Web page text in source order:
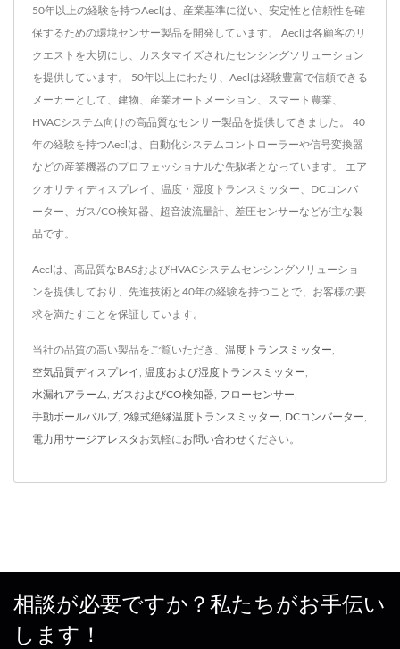
50年以上の経験を持つAeclは、産業基準に従い、安定性と信頼性を確
保するための環境センサー製品を開発しています。 Aeclは各顧客のリ
クエストを大切にし、カスタマイズされたセンシングソリューション
を提供しています。 50年以上にわたり、Aeclは経験豊富で信頼できる
メーカーとして、建物、産業オートメーション、スマート農業、
HVACシステム向けの高品質なセンサー製品を提供してきました。 40
年の経験を持つAeclは、自動化システムコントローラーや信号変換器
などの産業機器のプロフェッショナルな先駆者となっています。 エア
クオリティディスプレイ、温度・湿度トランスミッター、DCコンバ
ーター、ガス/CO検知器、超音波流量計、差圧センサーなどが主な製
品です。
Aeclは、高品質なBASおよびHVACシステムセンシングソリューショ
ンを提供しており、先進技術と40年の経験を持つことで、お客様の要
求を満たすことを保証しています。
当社の品質の高い製品をご覧いただき、 温度トランスミッター
空気品質ディスプレイ 温度および湿度トランスミッター
水漏れアラーム ガスおよびCO検知器 フローセンサー
手動ボールバルブ 2線式絶縁温度トランスミッター DCコンバーター
電力用サージアレスタ お気軽にお問い合わせ ください。
相談が必要ですか？私たちがお手伝い
します！